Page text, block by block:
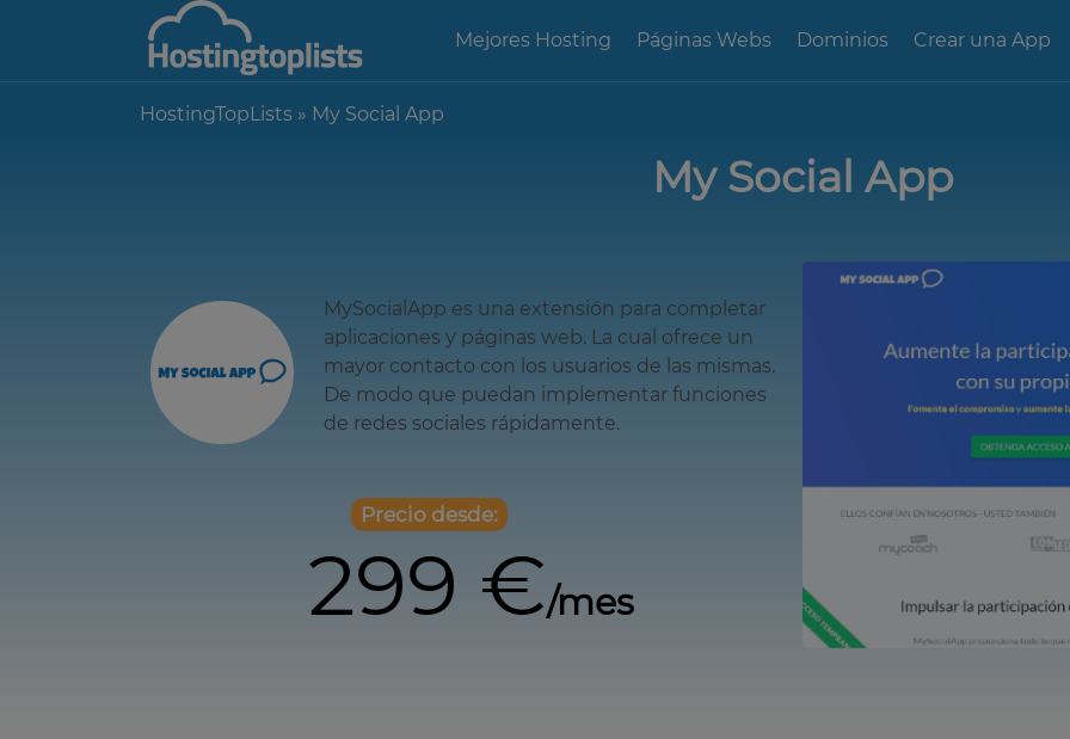
Mejores Hosting Páginas Webs Dominios Crear una App
HostingTopLists » My Social App
My Social App
MySocialApp es una extensión para completar
aplicaciones y páginas web. La cual ofrece un
mayor contacto con los usuarios de las mismas.
De modo que puedan implementar funciones
de redes sociales rápidamente.
Precio desde:
299 €/mes